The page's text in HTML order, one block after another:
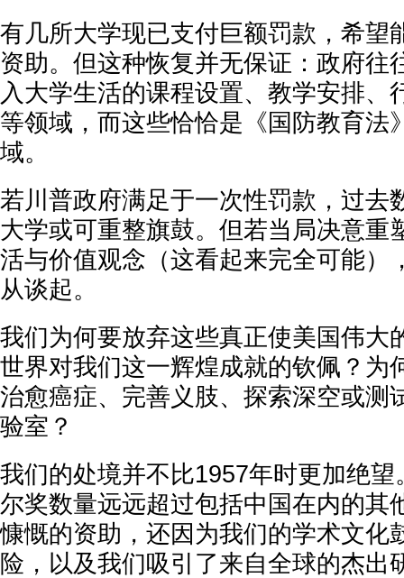
有几所大学现已支付巨额罚款，希望
资助。但这种恢复并无保证：政府往
入大学生活的课程设置、教学安排、
等领域，而这些恰恰是《国防教育法
域。
若川普政府满足于一次性罚款，过去
大学或可重整旗鼓。但若当局决意重
活与价值观念（这看起来完全可能）
从谈起。
我们为何要放弃这些真正使美国伟大
世界对我们这一辉煌成就的钦佩？为
治愈癌症、完善义肢、探索深空或测
验室？
我们的处境并不比1957年时更加绝
尔奖数量远远超过包括中国在内的其
慷慨的资助，还因为我们的学术文化
险，以及我们吸引了来自全球的杰出